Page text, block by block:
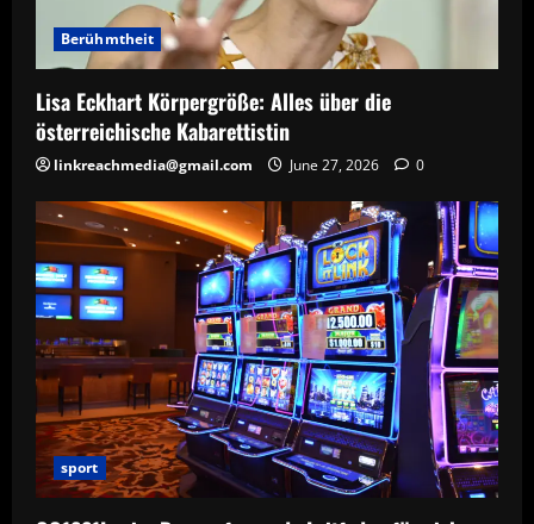
Berühmtheit
Lisa Eckhart Körpergröße: Alles über die
österreichische Kabarettistin
linkreachmedia@gmail.com June 27, 2026 0
sport